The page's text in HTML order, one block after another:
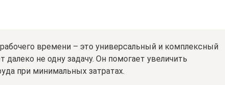
времени – это универсальный и комплексный
далеко не одну задачу. Он помогает увеличить
при минимальных затратах.